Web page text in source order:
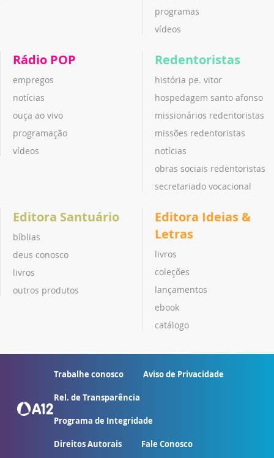
programas
vídeos
Rádio POP
empregos
notícias
ouça ao vivo
programação
vídeos
Redentoristas
história pe. vitor
hospedagem santo afonso
missionários redentoristas
missões redentoristas
notícias
obras sociais redentoristas
secretariado vocacional
Editora Santuário
bíblias
deus conosco
livros
outros produtos
Editora Ideias &
Letras
livros
coleções
lançamentos
ebook
catálogo
Trabalhe conosco Aviso de Privacidade
Rel. de Transparência
Programa de Integridade
Direitos Autorais Fale Conosco